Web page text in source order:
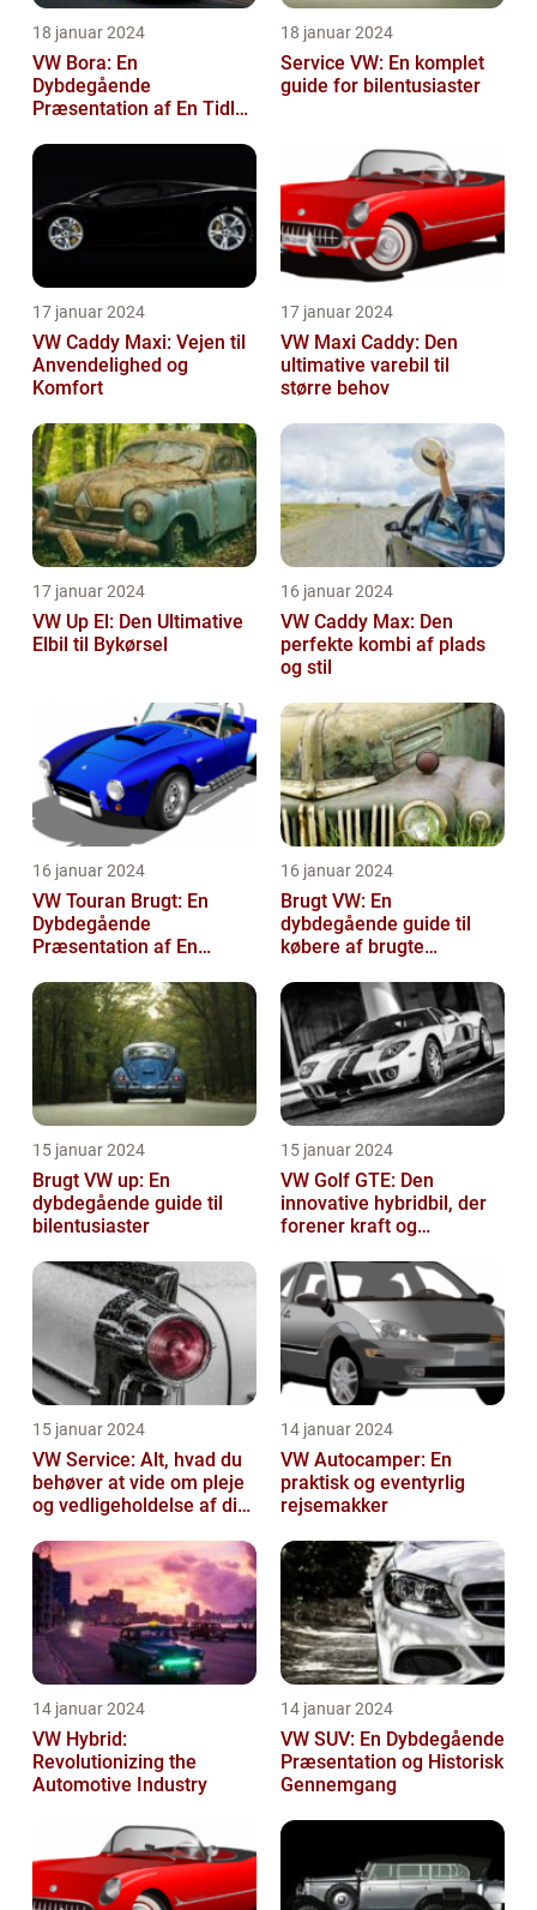
18 januar 2024
VW Bora: En
Dybdegående
Præsentation af En Tidløs
18 januar 2024
Service VW: En komplet
guide for bilentusiaster
17 januar 2024
VW Caddy Maxi: Vejen til
Anvendelighed og
Komfort
17 januar 2024
VW Maxi Caddy: Den
ultimative varebil til
større behov
17 januar 2024
VW Up El: Den Ultimative
Elbil til Bykørsel
16 januar 2024
VW Caddy Max: Den
perfekte kombi af plads
og stil
16 januar 2024
VW Touran Brugt: En
Dybdegående
Præsentation af En
16 januar 2024
Brugt VW: En
dybdegående guide til
købere af brugte
15 januar 2024
Brugt VW up: En
dybdegående guide til
bilentusiaster
15 januar 2024
VW Golf GTE: Den
innovative hybridbil, der
forener kraft og
15 januar 2024
VW Service: Alt, hvad du
behøver at vide om pleje
og vedligeholdelse af din
14 januar 2024
VW Autocamper: En
praktisk og eventyrlig
rejsemakker
14 januar 2024
VW Hybrid:
Revolutionizing the
Automotive Industry
14 januar 2024
VW SUV: En Dybdegående
Præsentation og Historisk
Gennemgang